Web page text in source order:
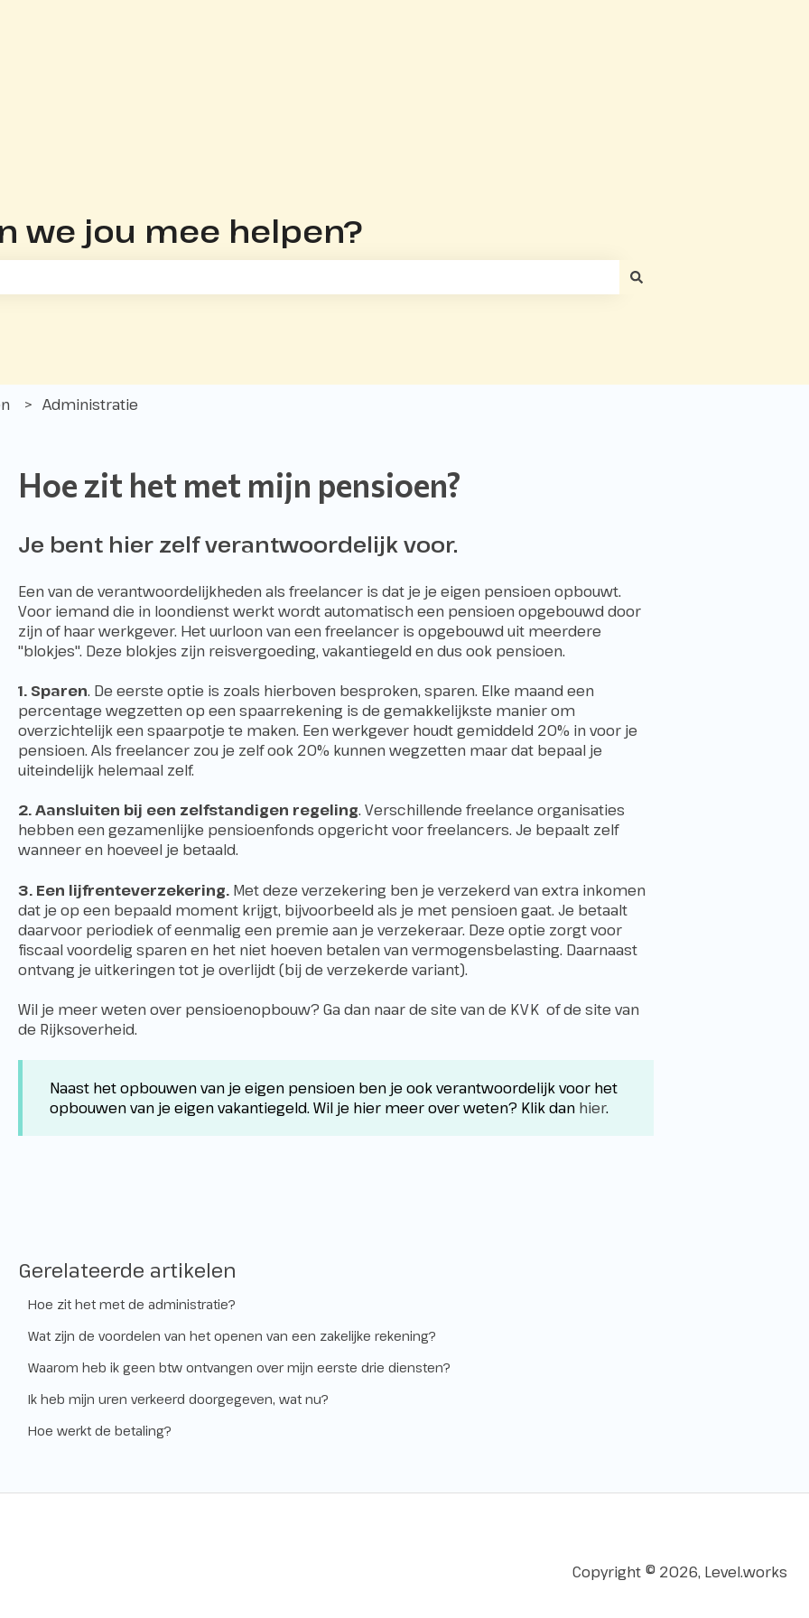
we jou mee helpen?
Administratie
Hoe zit het met mijn pensioen?
Je bent hier zelf verantwoordelijk voor.
Een van de verantwoordelijkheden als freelancer is dat je je eigen pensioen opbouwt.
Voor iemand die in loondienst werkt wordt automatisch een pensioen opgebouwd door
zijn of haar werkgever. Het uurloon van een freelancer is opgebouwd uit meerdere
"blokjes". Deze blokjes zijn reisvergoeding, vakantiegeld en dus ook pensioen.
1. Sparen. De eerste optie is zoals hierboven besproken, sparen. Elke maand een
percentage wegzetten op een spaarrekening is de gemakkelijkste manier om
overzichtelijk een spaarpotje te maken. Een werkgever houdt gemiddeld 20% in voor je
pensioen. Als freelancer zou je zelf ook 20% kunnen wegzetten maar dat bepaal je
uiteindelijk helemaal zelf.
2. Aansluiten bij een zelfstandigen regeling. Verschillende freelance organisaties
hebben een gezamenlijke pensioenfonds opgericht voor freelancers. Je bepaalt zelf
wanneer en hoeveel je betaald.
3. Een lijfrenteverzekering. Met deze verzekering ben je verzekerd van extra inkomen
dat je op een bepaald moment krijgt, bijvoorbeeld als je met pensioen gaat. Je betaalt
daarvoor periodiek of eenmalig een premie aan je verzekeraar. Deze optie zorgt voor
fiscaal voordelig sparen en het niet hoeven betalen van vermogensbelasting. Daarnaast
ontvang je uitkeringen tot je overlijdt (bij de verzekerde variant).
Wil je meer weten over pensioenopbouw? Ga dan naar de site van de KVK of de site van
de Rijksoverheid.
Naast het opbouwen van je eigen pensioen ben je ook verantwoordelijk voor het
opbouwen van je eigen vakantiegeld. Wil je hier meer over weten? Klik dan hier.
Gerelateerde artikelen
Hoe zit het met de administratie?
Wat zijn de voordelen van het openen van een zakelijke rekening?
Waarom heb ik geen btw ontvangen over mijn eerste drie diensten?
Ik heb mijn uren verkeerd doorgegeven, wat nu?
Hoe werkt de betaling?
Copyright © 2026, Level.works